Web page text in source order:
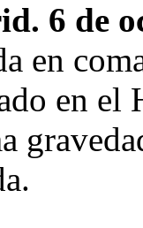
6 de
en
en